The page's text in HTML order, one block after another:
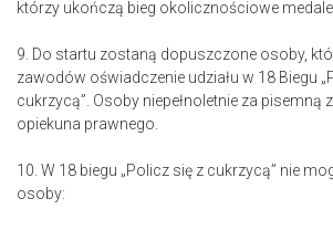
którzy ukończą bieg okolicznościowe medale,
9. Do startu zostaną dopuszczone osoby,
zawodów oświadczenie udziału w 18 Biegu
cukrzycą”. Osoby niepełnoletnie za pisemną
opiekuna prawnego.
10. W 18 biegu „Policz się z cukrzycą” nie
osoby: